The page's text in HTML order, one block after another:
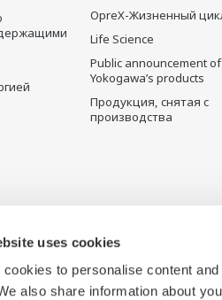
uses cookies
cookies to personalise content
also share information about
OpreX-Жизненный
Life Science
Public announcement of
Yokogawa’s products
Продукция, снятая с
производства